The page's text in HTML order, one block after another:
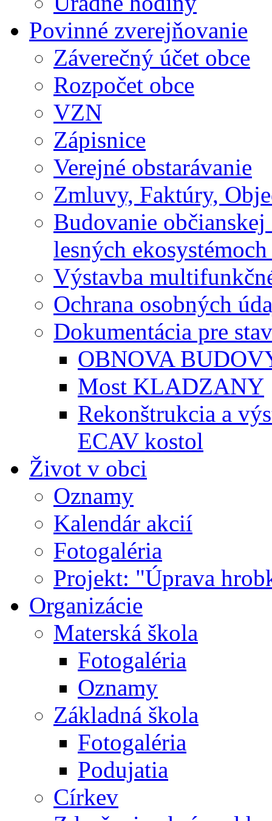
Povinné zverejňovanie
Záverečný účet obce
Rozpočet obce
VZN
Zápisnice
Verejné obstarávanie
Zmluvy, Faktúry,
Budovanie
lesných
Výstavba
Ochrana osobných
Dokumentácia pre
OBNOVA
Most KLADZANY
Rekonštrukcia a
ECAV kostol
Život v obci
Oznamy
Kalendár akcií
Fotogaléria
Projekt: "Úprava
Organizácie
Materská škola
Fotogaléria
Oznamy
Základná škola
Fotogaléria
Podujatia
Církev